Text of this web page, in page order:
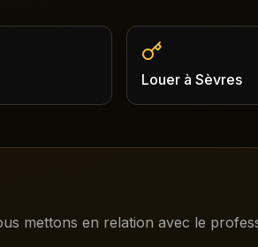
Louer à Sèvres
mettons en relation avec le